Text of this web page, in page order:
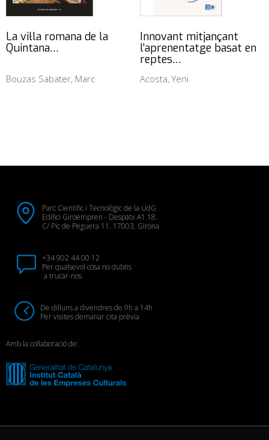
La vil·la romana de la
Quintana…
Bouzas Sabater, Marc
Innovant mitjançant
l’aprenentatge basat en
reptes…
Acosta, Yeni
Parc Científic i Tecnològic de la UdG
Edifici Giroempren - Despatx A1.18.
C/ Pic de Peguera 11. 17003, Girona
+34 902 44 00 12
Per qualsevol cosa no dubtis
a trucar-nos
De dilluns a divendres de 9h a 14h
Per visites demanar cita prèvia
Amb la col·laboració de: